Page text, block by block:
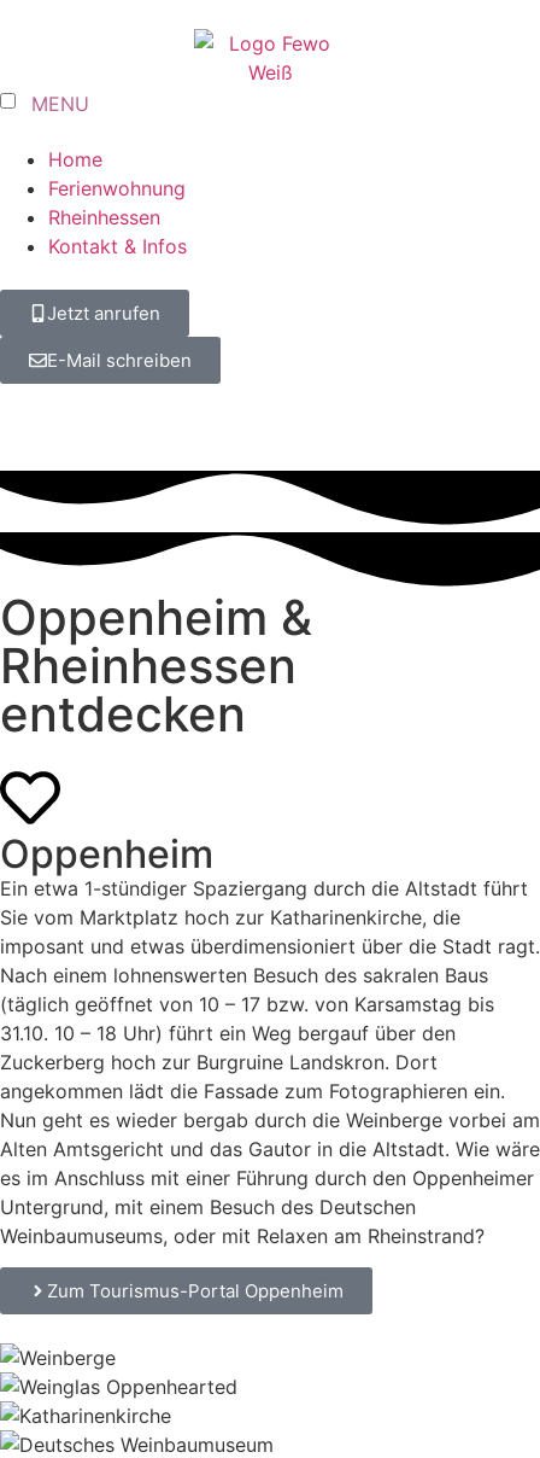
MENU
Home
Ferienwohnung
Rheinhessen
Kontakt & Infos
Jetzt anrufen
E-Mail schreiben
Oppenheim &
Rheinhessen
entdecken
Oppenheim
Ein etwa 1-stündiger Spaziergang durch die Altstadt führt
Sie vom Marktplatz hoch zur Katharinenkirche, die
imposant und etwas überdimensioniert über die Stadt ragt.
Nach einem lohnenswerten Besuch des sakralen Baus
(täglich geöffnet von 10 – 17 bzw. von Karsamstag bis
31.10. 10 – 18 Uhr) führt ein Weg bergauf über den
Zuckerberg hoch zur Burgruine Landskron. Dort
angekommen lädt die Fassade zum Fotographieren ein.
Nun geht es wieder bergab durch die Weinberge vorbei am
Alten Amtsgericht und das Gautor in die Altstadt. Wie wäre
es im Anschluss mit einer Führung durch den Oppenheimer
Untergrund, mit einem Besuch des Deutschen
Weinbaumuseums, oder mit Relaxen am Rheinstrand?
Zum Tourismus-Portal Oppenheim